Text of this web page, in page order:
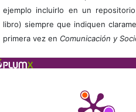
ejemplo incluirlo en un
libro) siempre que indiquen
primera vez en Comunicación y